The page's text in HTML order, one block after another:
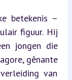
betekenis –
figuur. Hij
jongen die
gênante
van